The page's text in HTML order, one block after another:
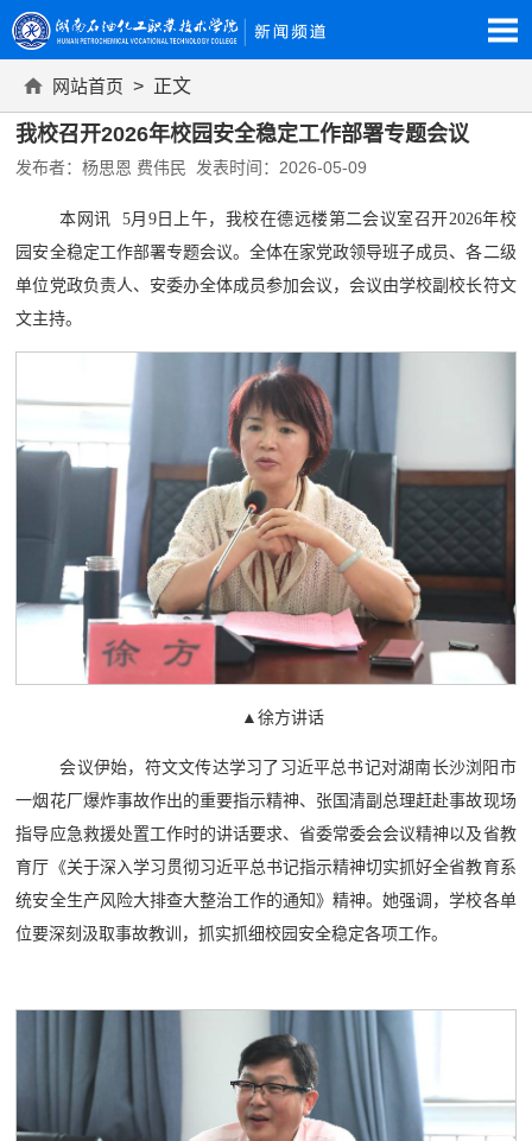
网站首页 > 正文
我校召开2026年校园安全稳定工作部署专题会议
发布者：杨思恩 费伟民 发表时间：2026-05-09
本网讯 5月9日上午，我校在德远楼第二会议室召开2026年校
园安全稳定工作部署专题会议。全体在家党政领导班子成员、各二级
单位党政负责人、安委办全体成员参加会议，会议由学校副校长符文
文主持。
▲徐方讲话
会议伊始，符文文传达学习了习近平总书记对湖南长沙浏阳市
一烟花厂爆炸事故作出的重要指示精神、张国清副总理赶赴事故现场
指导应急救援处置工作时的讲话要求、省委常委会会议精神以及省教
育厅《关于深入学习贯彻习近平总书记指示精神切实抓好全省教育系
统安全生产风险大排查大整治工作的通知》精神。她强调，学校各单
位要深刻汲取事故教训，抓实抓细校园安全稳定各项工作。